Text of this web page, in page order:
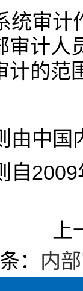
统审
审计人
计的范
由中国
自
： 内